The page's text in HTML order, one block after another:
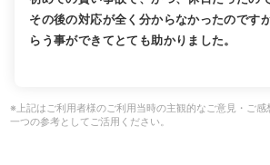
その後の対応が全く分からなかったのです
らう事ができてとても助かりました。
※上記はご利用者様のご利用当時の主観的なご意見・ご感
一つの参考としてご活用ください。